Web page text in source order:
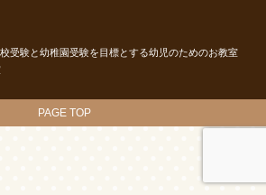
受験と幼稚園受験を目標とする幼児のためのお教室
PAGE TOP